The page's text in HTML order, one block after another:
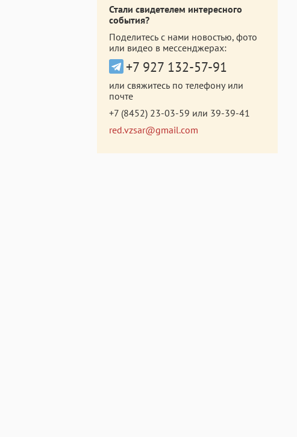
Стали свидетелем интересного
события?
Поделитесь с нами новостью, фото
или видео в мессенджерах:
+7 927 132-57-91
или свяжитесь по телефону или
почте
+7 (8452) 23-03-59 или 39-39-41
red.vzsar@gmail.com